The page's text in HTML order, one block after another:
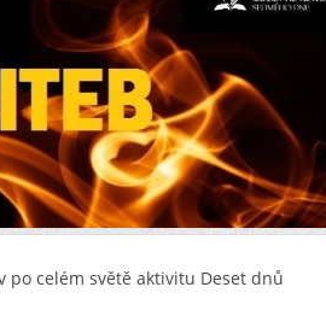
po celém světě aktivitu Deset dnů